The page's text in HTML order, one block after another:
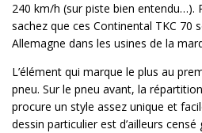
240 km/h (sur piste bien entendu…).
sachez que ces Continental TKC 70
Allemagne dans les usines de la
L’élément qui marque le plus au
pneu. Sur le pneu avant, la
procure un style assez unique et
dessin particulier est d’ailleurs